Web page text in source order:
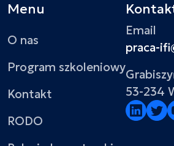
Menu
O nas
Program szkoleniowy
Kontakt
RODO
Email
praca-
53-234